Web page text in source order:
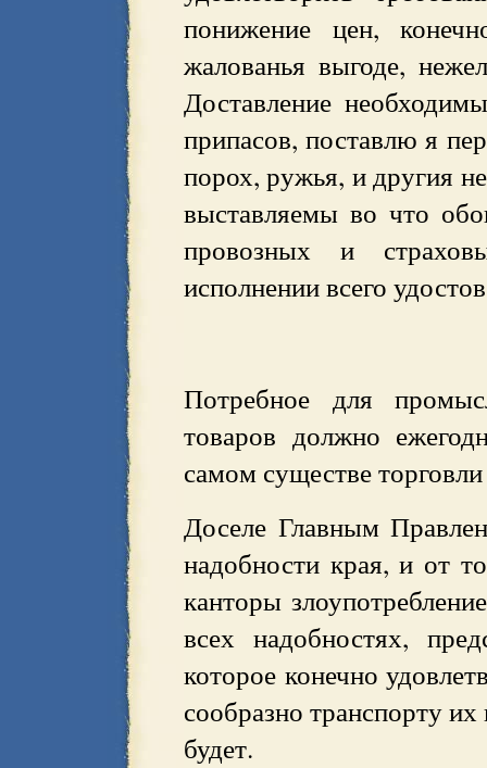
понижение цен,
жалованья выгоде,
Доставление
припасов, поставлю я
порох, ружья, и другия
выставляемы во что
провозных и
исполнении всего
Потребное для
товаров должно
самом существе
Доселе Главным
надобности края, и от
канторы
всех надобностях,
которое конечно
сообразно транспорту
будет.